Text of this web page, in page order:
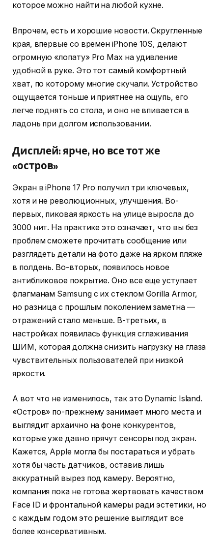
которое можно найти на любой кухне.
Впрочем, есть и хорошие новости. Скругленные
края, впервые со времен iPhone 10S, делают
огромную «лопату» Pro Max на удивление
удобной в руке. Это тот самый комфортный
хват, по которому многие скучали. Устройство
ощущается тоньше и приятнее на ощупь, его
легче поднять со стола, и оно не впивается в
ладонь при долгом использовании.
Дисплей: ярче, но все тот же
«остров»
Экран в iPhone 17 Pro получил три ключевых,
хотя и не революционных, улучшения. Во-
первых, пиковая яркость на улице выросла до
3000 нит. На практике это означает, что вы без
проблем сможете прочитать сообщение или
разглядеть детали на фото даже на ярком пляже
в полдень. Во-вторых, появилось новое
антибликовое покрытие. Оно все еще уступает
флагманам Samsung с их стеклом Gorilla Armor,
но разница с прошлым поколением заметна —
отражений стало меньше. В-третьих, в
настройках появилась функция сглаживания
ШИМ, которая должна снизить нагрузку на глаза
чувствительных пользователей при низкой
яркости.
А вот что не изменилось, так это Dynamic Island.
«Остров» по-прежнему занимает много места и
выглядит архаично на фоне конкурентов,
которые уже давно прячут сенсоры под экран.
Кажется, Apple могла бы постараться и убрать
хотя бы часть датчиков, оставив лишь
аккуратный вырез под камеру. Вероятно,
компания пока не готова жертвовать качеством
Face ID и фронтальной камеры ради эстетики, но
с каждым годом это решение выглядит все
более консервативным.